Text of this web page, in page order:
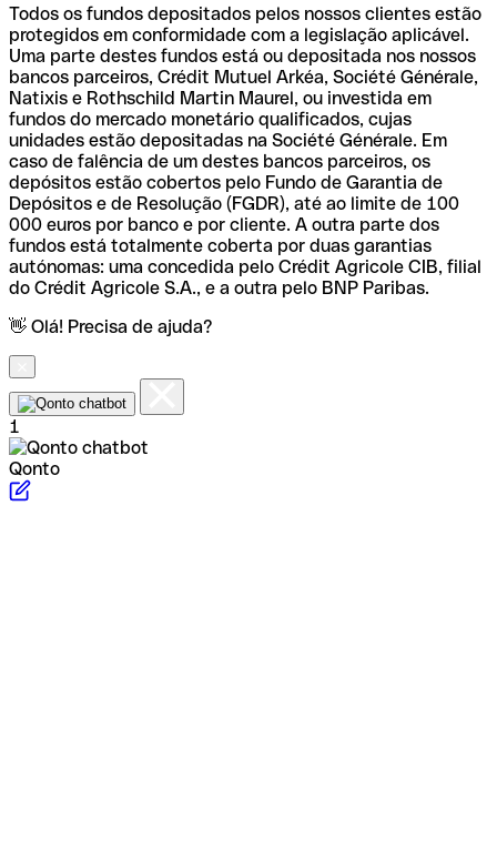
Todos os fundos depositados pelos nossos clientes estão
protegidos em conformidade com a legislação aplicável.
Uma parte destes fundos está ou depositada nos nossos
bancos parceiros, Crédit Mutuel Arkéa, Société Générale,
Natixis e Rothschild Martin Maurel, ou investida em
fundos do mercado monetário qualificados, cujas
unidades estão depositadas na Société Générale. Em
caso de falência de um destes bancos parceiros, os
depósitos estão cobertos pelo Fundo de Garantia de
Depósitos e de Resolução (FGDR), até ao limite de 100
000 euros por banco e por cliente. A outra parte dos
fundos está totalmente coberta por duas garantias
autónomas: uma concedida pelo Crédit Agricole CIB, filial
do Crédit Agricole S.A., e a outra pelo BNP Paribas.
👋 Olá! Precisa de ajuda?
1
Qonto